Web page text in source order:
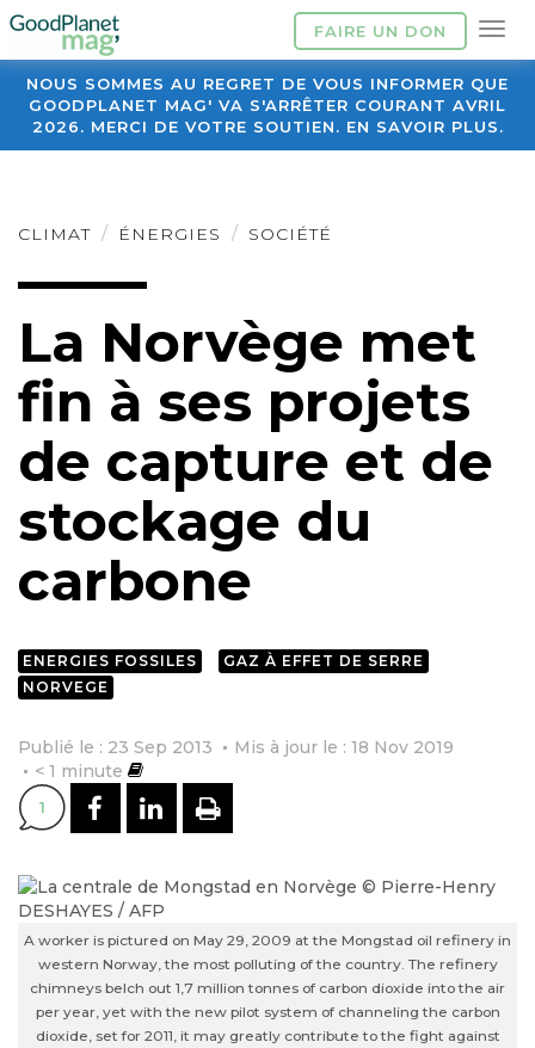
FAIRE UN DON
NOUS SOMMES AU REGRET DE VOUS INFORMER QUE
GOODPLANET MAG' VA S'ARRÊTER COURANT AVRIL
2026. MERCI DE VOTRE SOUTIEN. EN SAVOIR PLUS.
CLIMAT ÉNERGIES SOCIÉTÉ
La Norvège met
fin à ses projets
de capture et de
stockage du
carbone
ENERGIES FOSSILES
GAZ À EFFET DE SERRE
NORVEGE
Publié le : 23 Sep 2013
Mis à jour le : 18 Nov 2019
< 1 minute
1 PARTAGER SUR FACEBOOK
PARTAGER SUR
IMPRIMER
A worker is pictured on May 29, 2009 at the Mongstad oil refinery in
western Norway, the most polluting of the country. The refinery
chimneys belch out 1,7 million tonnes of carbon dioxide into the air
per year, yet with the new pilot system of channeling the carbon
dioxide, set for 2011, it may greatly contribute to the fight against